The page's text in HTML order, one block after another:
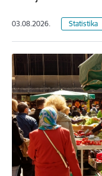
03.08.2026. Statistika